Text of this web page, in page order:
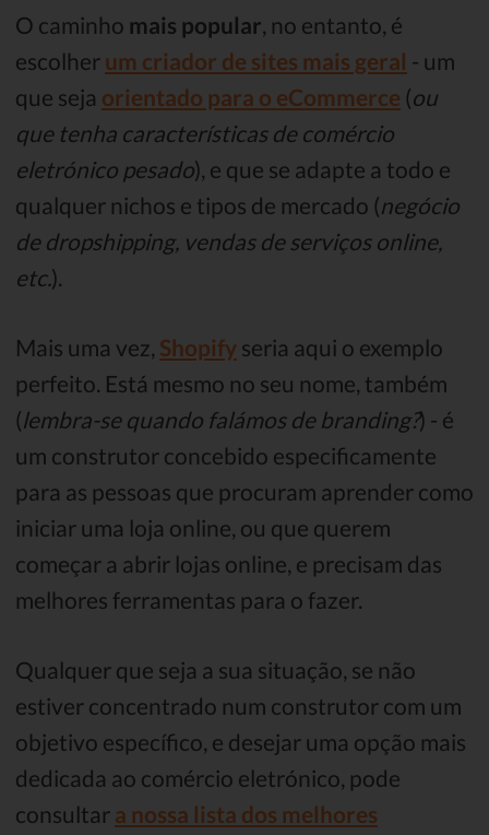
O caminho mais popular , no entanto, é
escolher um criador de sites mais geral - um
que seja orientado para o eCommerce (ou
que tenha características de comércio
eletrónico pesado), e que se adapte a todo e
qualquer nichos e tipos de mercado (negócio
de dropshipping, vendas de serviços online,
etc.).
Mais uma vez, Shopify seria aqui o exemplo
perfeito. Está mesmo no seu nome, também
(lembra-se quando falámos de branding?) - é
um construtor concebido especificamente
para as pessoas que procuram aprender como
iniciar uma loja online, ou que querem
começar a abrir lojas online, e precisam das
melhores ferramentas para o fazer.
Qualquer que seja a sua situação, se não
estiver concentrado num construtor com um
objetivo específico, e desejar uma opção mais
dedicada ao comércio eletrónico, pode
consultar a nossa lista dos melhores